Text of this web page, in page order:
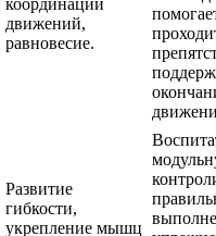
координации
движений,
равновесие.
Развитие
гибкости,
укрепление мышц